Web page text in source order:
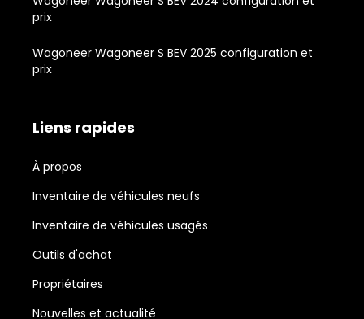
prix
Wagoneer Wagoneer S BEV 2025 configuration et
prix
Liens rapides
À propos
Inventaire de véhicules neufs
Inventaire de véhicules usagés
Outils d'achat
Propriétaires
Nouvelles et actualité